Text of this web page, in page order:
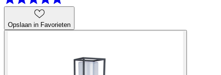
Opslaan in Favorieten